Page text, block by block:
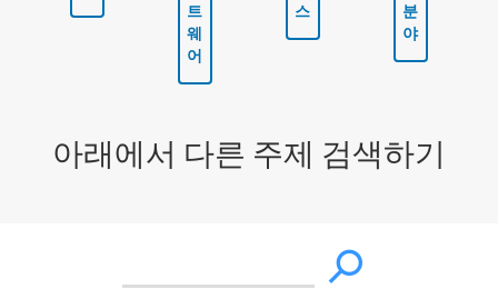
트
웨
어
스
분
야
아래에서 다른 주제 검색하기